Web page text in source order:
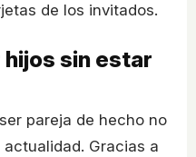
de los invitados.
sin estar
pareja de hecho no
Gracias a